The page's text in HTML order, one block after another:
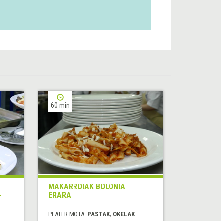
60 min
MAKARROIAK BOLONIA
ERARA
PLATER MOTA: PASTAK, OKELAK